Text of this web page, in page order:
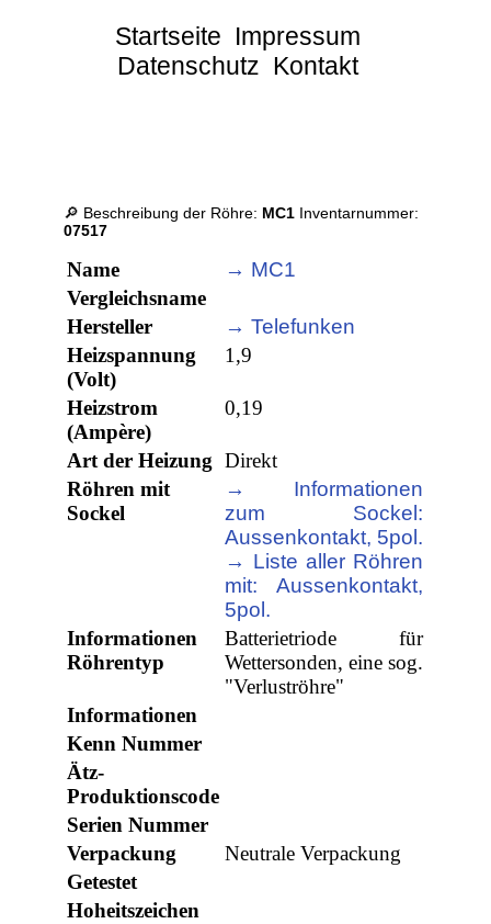
Startseite Impressum
Datenschutz Kontakt
🔎 Beschreibung der Röhre: MC1 Inventarnummer:
07517
Name
→ MC1
Vergleichsname
Hersteller
→ Telefunken
Heizspannung
(Volt)
1,9
Heizstrom
(Ampère)
0,19
Art der Heizung Direkt
Röhren mit
Sockel
→ Informationen
zum Sockel:
Aussenkontakt, 5pol.
→ Liste aller Röhren
mit: Aussenkontakt,
5pol.
Informationen
Röhrentyp
Batterietriode für
Wettersonden, eine sog.
"Verluströhre"
Informationen
Kenn Nummer
Ätz-
Produktionscode
Serien Nummer
Verpackung
Neutrale Verpackung
Getestet
Hoheitszeichen